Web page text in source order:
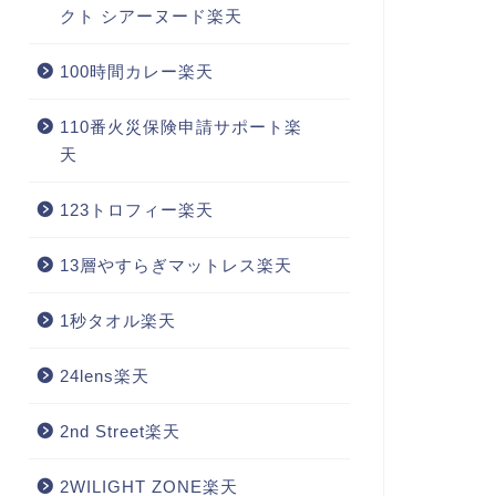
クト シアーヌード楽天
100時間カレー楽天
110番火災保険申請サポート楽
天
123トロフィー楽天
13層やすらぎマットレス楽天
1秒タオル楽天
24lens楽天
2nd Street楽天
2WILIGHT ZONE楽天